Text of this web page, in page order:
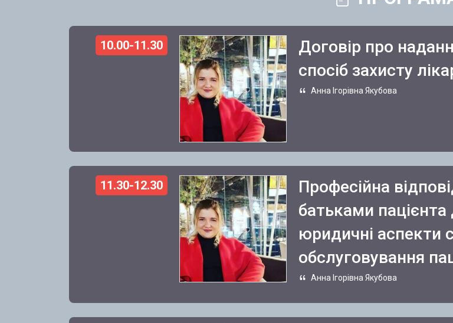
10.00-11.30
Договір про
спосіб захисту
Анна Ігорівна Якубова
11.30-12.30
Професійна
батьками пацієнта
юридичні аспекти
обслуговування
Анна Ігорівна Якубова